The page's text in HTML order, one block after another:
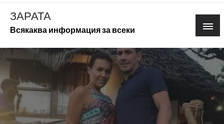
Skip
content
ЗАРАТА
Всякаква информация за всеки